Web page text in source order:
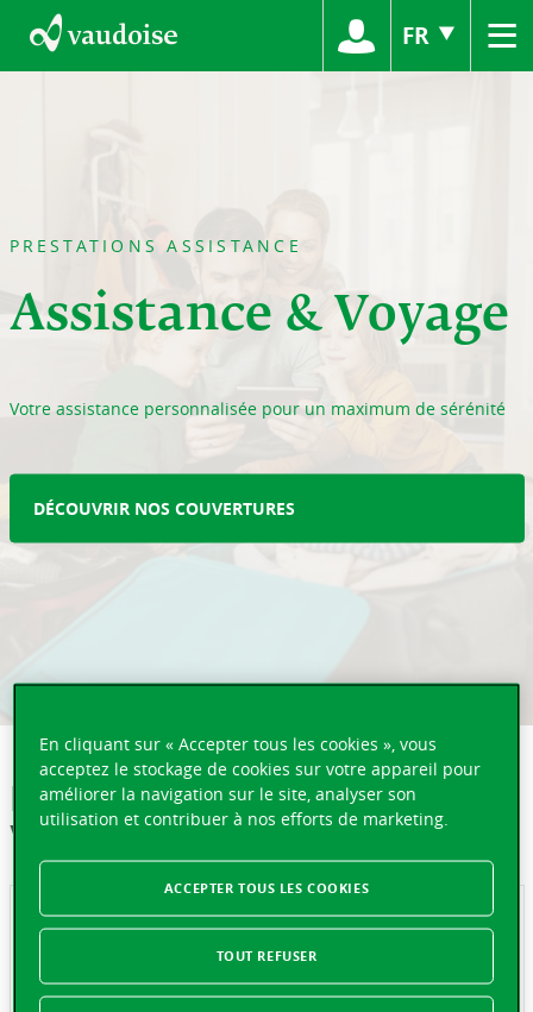
FR ≡
PRESTATIONS ASSISTANCE
Assistance & Voyage
Votre assistance personnalisée pour un maximum de sérénité
DÉCOUVRIR NOS COUVERTURES
Nos couvertures d'Assistance et
Voyage
Assurance voyage et annulation
En cliquant sur « Accepter tous les cookies », vous
acceptez le stockage de cookies sur votre appareil pour
améliorer la navigation sur le site, analyser son
utilisation et contribuer à nos efforts de marketing.
TOUT REFUSER
ACCEPTER TOUS LES COOKIES